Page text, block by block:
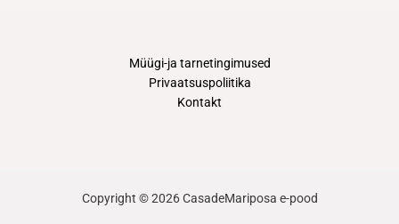
Müügi-ja tarnetingimused
Privaatsuspoliitika
Kontakt
Copyright © 2026 CasadeMariposa e-pood